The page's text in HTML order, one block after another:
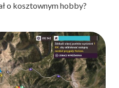
o kosztownym hobby?